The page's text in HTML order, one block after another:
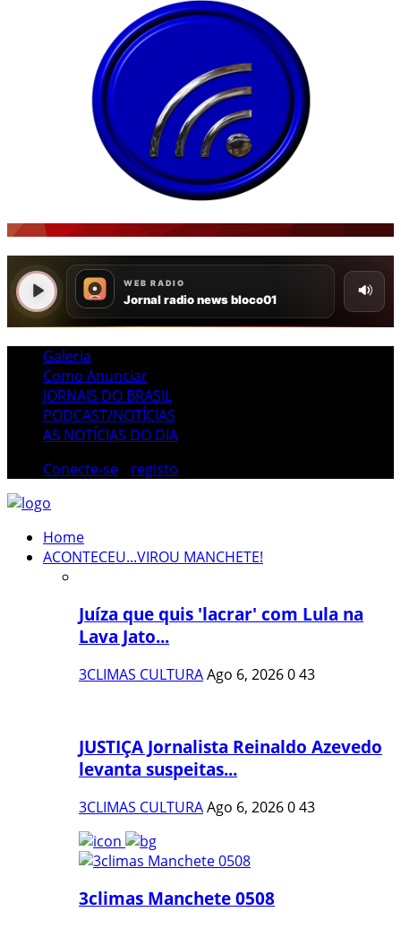
Galeria
Como Anunciar
JORNAIS DO BRASIL
PODCAST/NOTÍCIAS
AS NOTÍCIAS DO DIA
Conecte-se
registo
Home
ACONTECEU...VIROU MANCHETE!
Juíza que quis 'lacrar' com Lula na
Lava Jato...
3CLIMAS CULTURAAgo 6, 2026043
JUSTIÇA Jornalista Reinaldo Azevedo
levanta suspeitas...
3CLIMAS CULTURAAgo 6, 2026043
3climas Manchete 0508